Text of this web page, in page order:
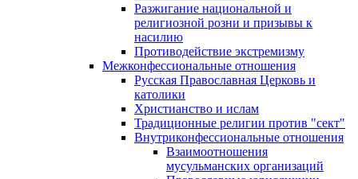
Разжигание национальной и
религиозной розни и призывы к
насилию
Противодействие экстремизму
Межконфессиональные отношения
Русская Православная Церковь и
католики
Христианство и ислам
Традиционные религии против "сект"
Внутриконфессиональные отношения
Взаимоотношения
мусульманских организаций